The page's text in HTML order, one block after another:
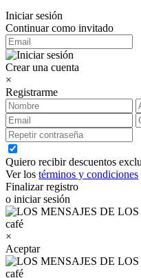
Iniciar sesión
Continuar como invitado
Crear una cuenta
×
Registrarme
Quiero recibir descuentos
Ver los términos y condiciones
Finalizar registro
o iniciar sesión
×
Aceptar